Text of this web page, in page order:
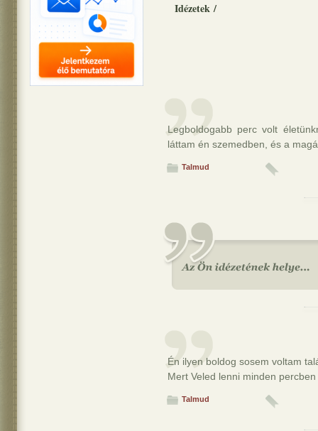
Idézetek /
Legboldogabb perc volt
láttam én szemedben, és a
Talmud
Én ilyen boldog sosem voltam
Mert Veled lenni minden
Talmud